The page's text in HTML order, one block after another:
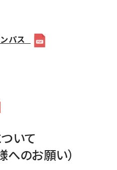
パス
いて
へのお願い）